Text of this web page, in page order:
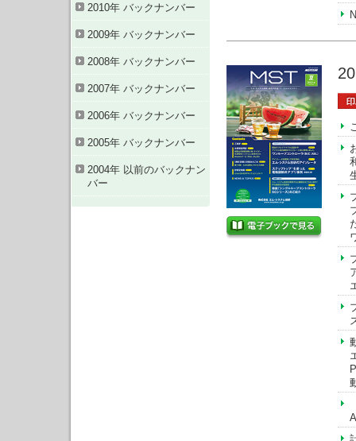
2010年 バックナンバー
2009年 バックナンバー
2008年 バックナンバー
2007年 バックナンバー
2006年 バックナンバー
2005年 バックナンバー
2004年 以前のバックナン
バー